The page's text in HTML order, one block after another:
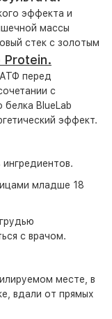
эффекта и
массы
стек с золотым
Protein.
перед
с
белка BlueLab
эффект.
младше 18
с врачом.
месте, в
вдали от прямых